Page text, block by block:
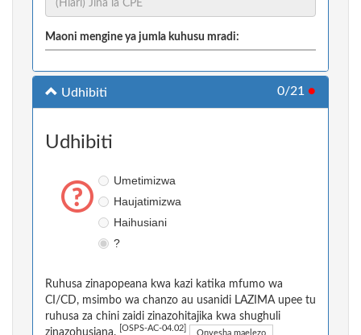
Maoni mengine ya jumla kuhusu mradi:
Udhibiti 0/21 ●
Udhibiti
Umetimizwa
Haujatimizwa
Haihusiani
?
Ruhusa zinapopeana kwa kazi katika mfumo wa
CI/CD, msimbo wa chanzo au usanidi LAZIMA upee tu
ruhusa za chini zaidi zinazohitajika kwa shughuli
zinazohusiana.
[OSPS-AC-04.02] Onyesha maelezo